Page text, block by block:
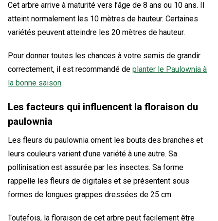
Cet arbre arrive à maturité vers l’âge de 8 ans ou 10 ans. Il
atteint normalement les 10 mètres de hauteur. Certaines
variétés peuvent atteindre les 20 mètres de hauteur.
Pour donner toutes les chances à votre semis de grandir
correctement, il est recommandé de planter le Paulownia à
la bonne saison.
Les facteurs qui influencent la floraison du
paulownia
Les fleurs du paulownia ornent les bouts des branches et
leurs couleurs varient d’une variété à une autre. Sa
pollinisation est assurée par les insectes. Sa forme
rappelle les fleurs de digitales et se présentent sous
formes de longues grappes dressées de 25 cm.
Toutefois, la floraison de cet arbre peut facilement être